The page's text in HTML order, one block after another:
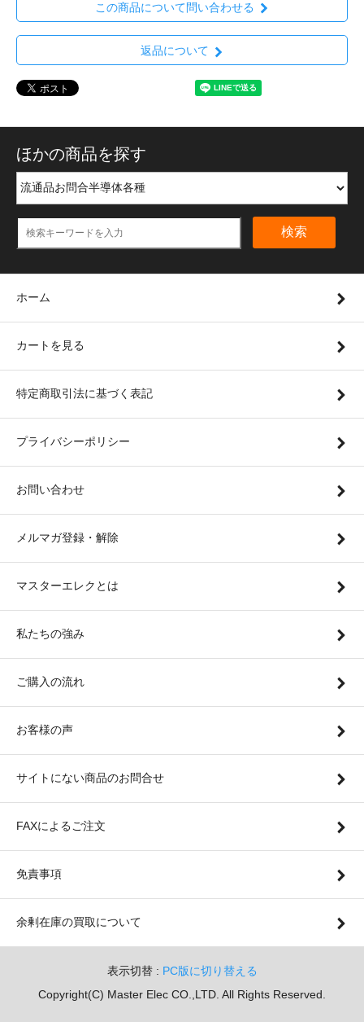
この商品について問い合わせる
返品について
ほかの商品を探す
検索
ホーム
カートを見る
特定商取引法に基づく表記
プライバシーポリシー
お問い合わせ
メルマガ登録・解除
マスターエレクとは
私たちの強み
ご購入の流れ
お客様の声
サイトにない商品のお問合せ
FAXによるご注文
免責事項
余剰在庫の買取について
表示切替 : PC版に切り替える
Copyright(C) Master Elec CO.,LTD. All Rights Reserved.